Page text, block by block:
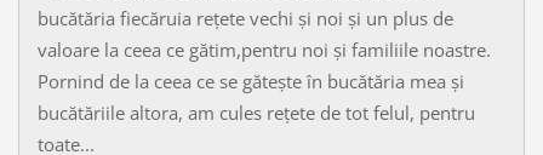
bucătăria fiecăruia rețete vechi și noi și un plus de
valoare la ceea ce gătim,pentru noi și familiile noastre.
Pornind de la ceea ce se gătește în bucătăria mea și
bucătăriile altora, am cules rețete de tot felul, pentru
toate...